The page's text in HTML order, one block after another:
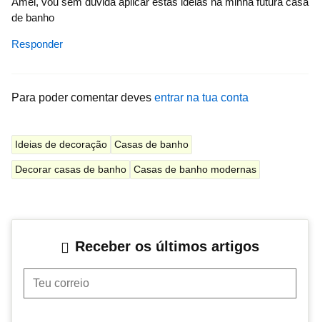
de banho
Responder
Para poder comentar deves entrar na tua conta
Ideias de decoração Casas de banho
Decorar casas de banho Casas de banho modernas
Receber os últimos artigos
Teu correio